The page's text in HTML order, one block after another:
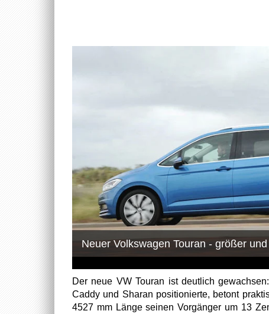
Neuer Volkswagen Touran - größer
Der neue VW Touran ist deutlich
Caddy und Sharan positionierte, betont
4527 mm Länge seinen Vorgänger um 13